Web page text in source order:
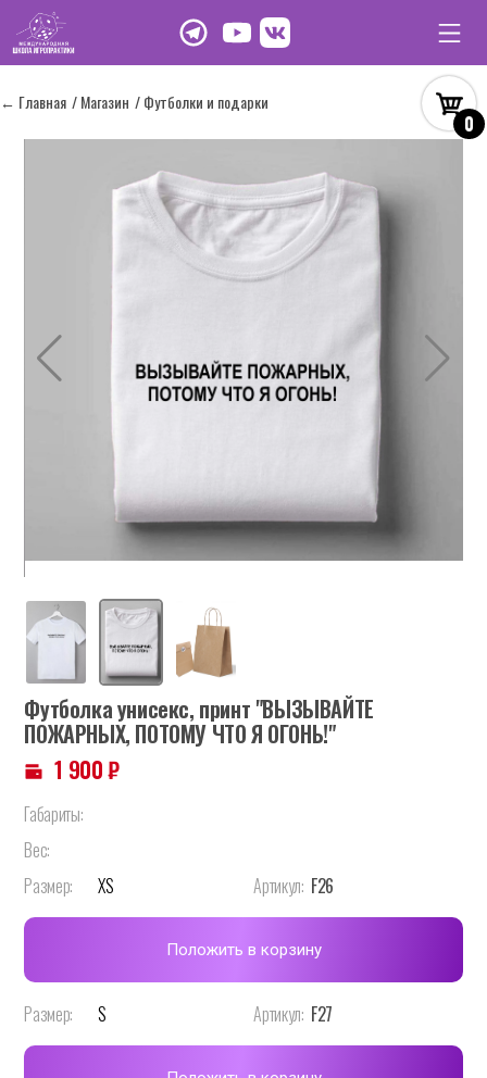
← Главная / Магазин / Футболки и подарки
Футболка унисекс, принт "ВЫЗЫВАЙТЕ
ПОЖАРНЫХ, ПОТОМУ ЧТО Я ОГОНЬ!"
1 900₽
Габариты:
Вес:
Размер:
XS Артикул: F26
Положить в корзину
Размер: S Артикул: F27
0